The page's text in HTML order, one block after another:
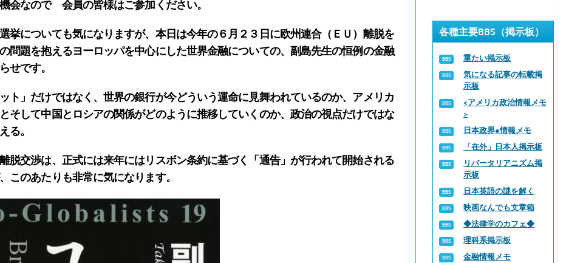
会なので 会員の皆様はご参加ください。
挙についても気になりますが、本日は今年の６月２３日に欧州連合（ＥＵ）離脱を
問題を抱えるヨーロッパを中心にした世界金融についての、副島先生の恒例の金融
せです。
ト」だけではなく、世界の銀行が今どういう運命に見舞われているのか、アメリカ
そして中国とロシアの関係がどのように推移していくのか、政治の視点だけではな
る。
脱交渉は、正式には来年にはリスボン条約に基づく「通告」が行われて開始される
このあたりも非常に気になります。
各種主要BBS（掲示板）
重たい掲示板
気になる記事の転載掲
示板
<アメリカ政治情報メモ
>
日本政界●情報メモ
「在外」日本人掲示板
リバータリアニズム掲
示板
日本英語の謎を解く
映画なんでも文章箱
◆法律学のカフェ◆
理科系掲示板
金融情報メモ